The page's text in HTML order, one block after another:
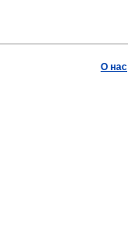
О нас